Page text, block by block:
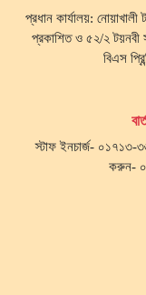
প্রধান কার্যালয়:
প্রকাশিত ও ৫২/২ টয়নবী
বিএস
স্টাফ ইনচার্জ- ০১৭১৩-
করুন-